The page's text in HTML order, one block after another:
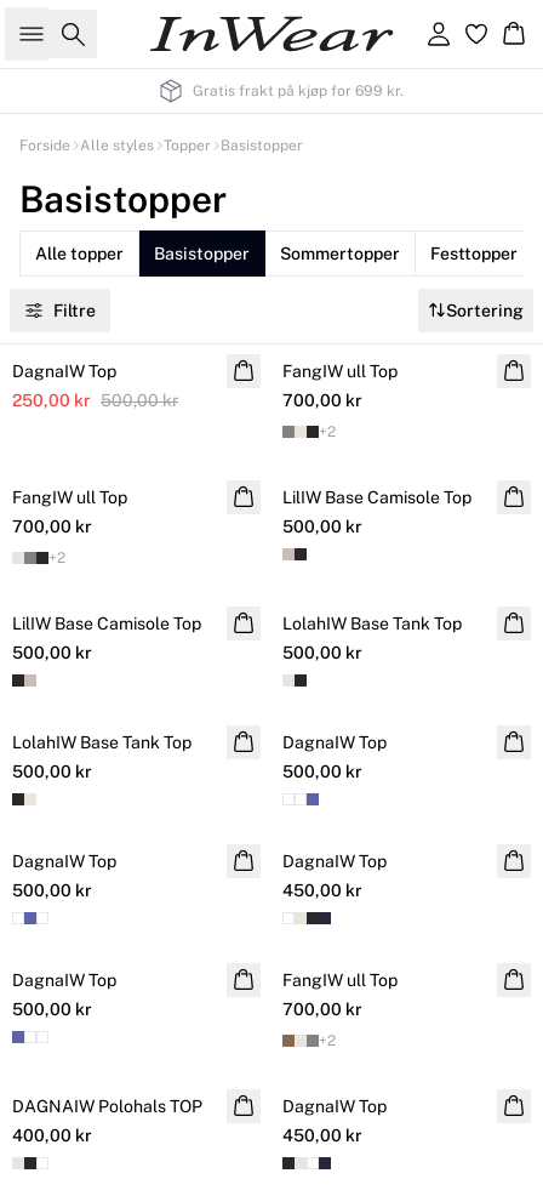
Søk Logg inn
Gratis frakt på kjøp for 699 kr.
Forside Alle styles Topper Basistopper
Basistopper
Alle topper Basistopper Sommertopper Festtopper
Filtre Sortering
SALE
DagnaIW Top
250,00 kr 500,00 kr
FangIW ull Top
700,00 kr
+2
FangIW ull Top
700,00 kr
+2
LilIW Base Camisole Top
500,00 kr
LilIW Base Camisole Top
500,00 kr
LolahIW Base Tank Top
500,00 kr
LolahIW Base Tank Top
500,00 kr
NYHET
DagnaIW Top
500,00 kr
DagnaIW Top
500,00 kr
DagnaIW Top
450,00 kr
DagnaIW Top
500,00 kr
FangIW ull Top
700,00 kr
+2
DAGNAIW Polohals TOP
400,00 kr
DagnaIW Top
450,00 kr